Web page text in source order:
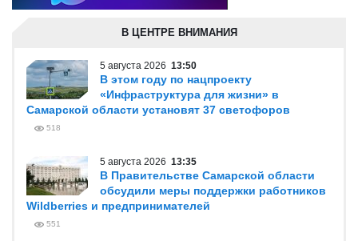
В ЦЕНТРЕ ВНИМАНИЯ
5 августа 2026 13:50
В этом году по нацпроекту
«Инфраструктура для жизни» в
Самарской области установят 37 светофоров
518
5 августа 2026 13:35
В Правительстве Самарской области
обсудили меры поддержки работников
Wildberries и предпринимателей
551